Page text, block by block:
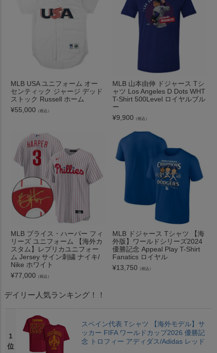
MLB USA ユニフォーム オー
センティック ジャージ デッド
ストック Russell ホーム
¥55,000 （税込）
MLB 山本由伸 ドジャース Tシ
ャツ Los Angeles D Dots WHT
T-Shirt 500Level ロイヤルブル
ー
¥9,900 （税込）
MLB ブライス・ハーパー フィ
リーズ ユニフォーム 【海外カ
スタム】レプリカユニフォー
ム Jersey サイン刺繍 ナイキ/
Nike ホワイト
¥77,000 （税込）
MLB ドジャース Tシャツ 【海
外版】ワールドシリーズ2024
優勝記念 Appeal Play T-Shirt
Fanatics ロイヤル
¥13,750 （税込）
デイリー人気ランキング！！
1
位
スペイン代表 Tシャツ 【海外モデル】サ
ッカー FIFA ワールドカップ2026 優勝記
念 トロフィー アディダス/Adidas レッド